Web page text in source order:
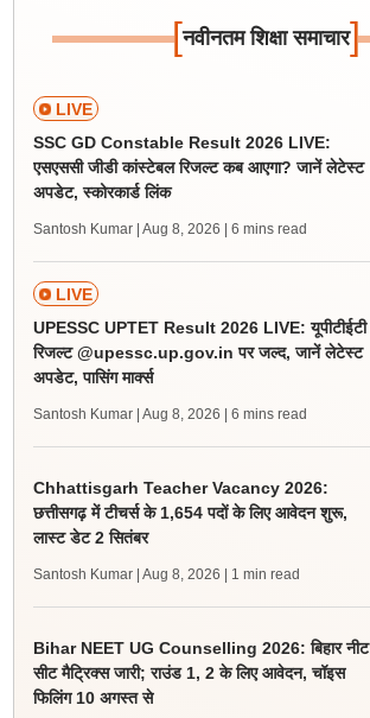
[नवीनतम शिक्षा समाचार]
LIVE
SSC GD Constable Result 2026 LIVE:
एसएससी जीडी कांस्टेबल रिजल्ट कब आएगा? जानें लेटेस्ट
अपडेट, स्कोरकार्ड लिंक
Santosh Kumar | Aug 8, 2026 | 6 mins read
LIVE
UPESSC UPTET Result 2026 LIVE: यूपीटीईटी
रिजल्ट @upessc.up.gov.in पर जल्द, जानें लेटेस्ट
अपडेट, पासिंग मार्क्स
Santosh Kumar | Aug 8, 2026 | 6 mins read
Chhattisgarh Teacher Vacancy 2026:
छत्तीसगढ़ में टीचर्स के 1,654 पदों के लिए आवेदन शुरू,
लास्ट डेट 2 सितंबर
Santosh Kumar | Aug 8, 2026 | 1 min read
Bihar NEET UG Counselling 2026: बिहार नीट
सीट मैट्रिक्स जारी; राउंड 1, 2 के लिए आवेदन, चॉइस
फिलिंग 10 अगस्त से